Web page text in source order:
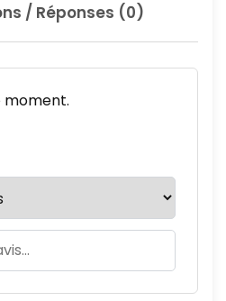
/ Réponses (0)
moment.